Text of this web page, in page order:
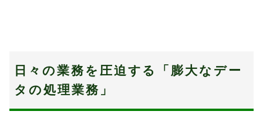
日々の業務を圧迫する「膨大なデー
タの処理業務」